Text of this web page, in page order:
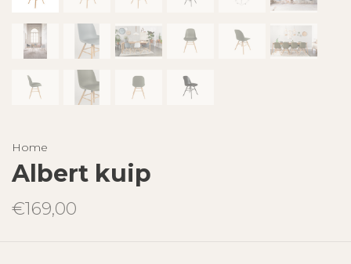
Home
Albert kuip
€169,00